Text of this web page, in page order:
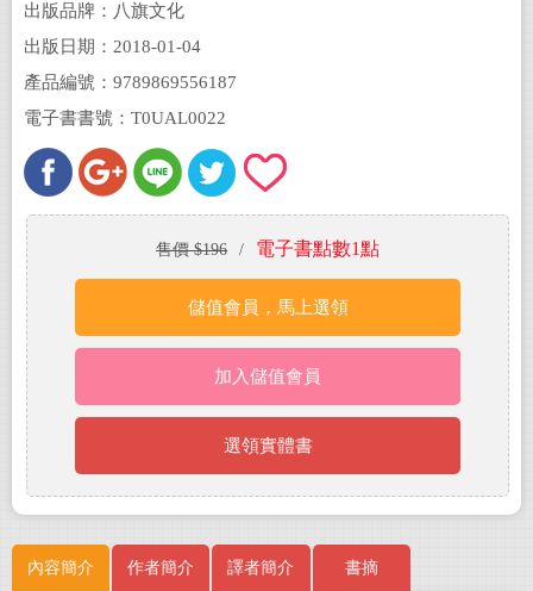
出版品牌：八旗文化
出版日期：2018-01-04
產品編號：9789869556187
電子書書號：T0UAL0022
售價 $196 / 電子書點數1點
儲值會員，馬上選領
加入儲值會員
選領實體書
內容簡介 作者簡介 譯者簡介 書摘